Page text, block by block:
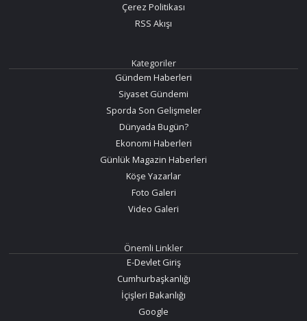
Çerez Politikası
RSS Akışı
Kategoriler
Gündem Haberleri
Siyaset Gündemi
Sporda Son Gelişmeler
Dünyada Bugün?
Ekonomi Haberleri
Günlük Magazin Haberleri
Köşe Yazarlar
Foto Galeri
Video Galeri
Önemli Linkler
E-Devlet Giriş
Cumhurbaşkanlığı
İçişleri Bakanlığı
Google